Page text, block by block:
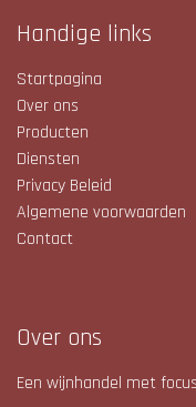
Handige links
Startpagina
Over ons
Producten
Diensten
Privacy Beleid
Algemene voorwaarden
Contact
Over ons
Een wijnhandel met